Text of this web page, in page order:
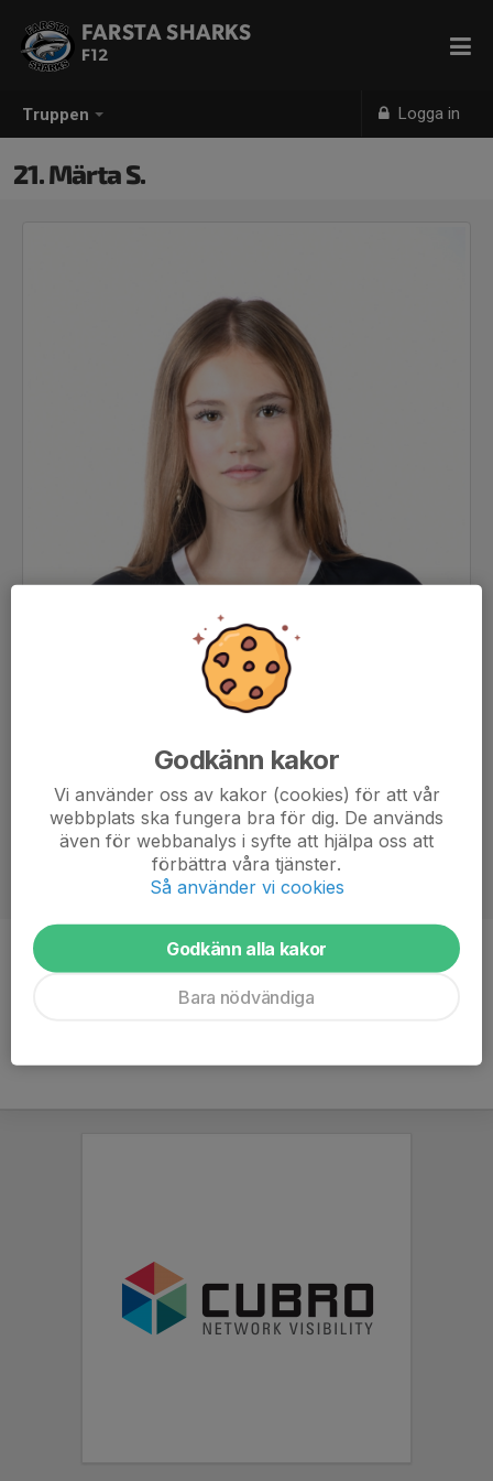
Truppen Logga in
FARSTA SHARKS
F12
21. Märta S.
Ålder
Godkänn kakor
Vi använder oss av kakor (cookies) för att vår
webbplats ska fungera bra för dig. De används
även för webbanalys i syfte att hjälpa oss att
förbättra våra tjänster.
Så använder vi cookies
Godkänn alla kakor
Bara nödvändiga